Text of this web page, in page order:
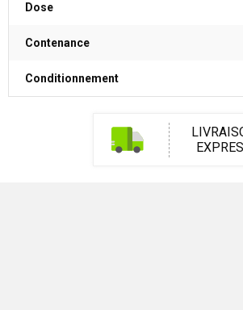
Dose
Contenance
Conditionnement